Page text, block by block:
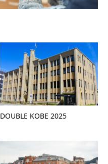
DOUBLE KOBE 2025